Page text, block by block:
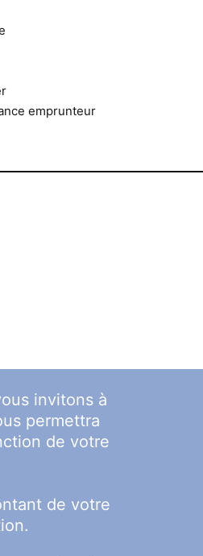
emprunteur
invitons à
permettra
de votre
de votre